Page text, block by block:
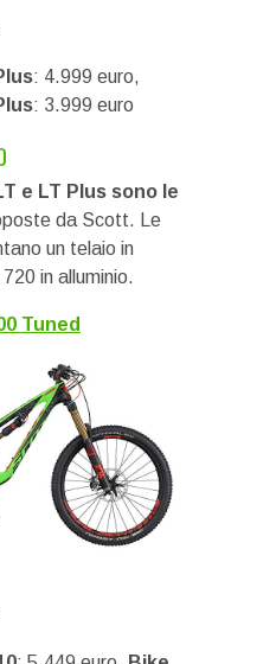
: 4.999 euro,
: 3.999 euro
e LT Plus sono le
da Scott. Le
un telaio in
in alluminio.
Tuned